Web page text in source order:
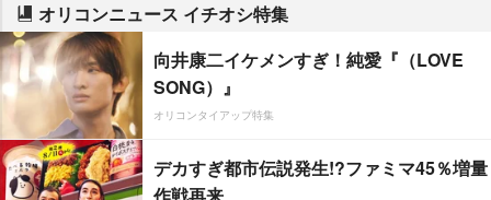
オリコンニュース イチオシ特集
向井康二イケメンすぎ！純愛『（LOVE
SONG）』
オリコンタイアップ特集
デカすぎ都市伝説発生!?ファミマ45％増量